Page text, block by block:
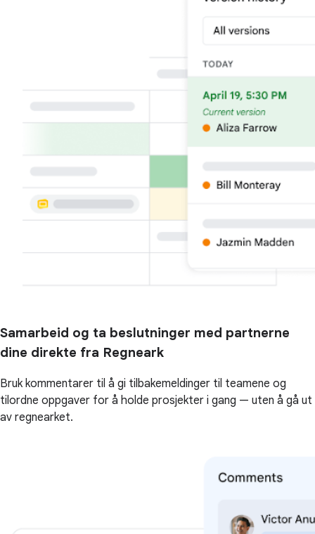
Samarbeid og ta beslutninger med partnerne
dine direkte fra Regneark
Bruk kommentarer til å gi tilbakemeldinger til teamene og
tilordne oppgaver for å holde prosjekter i gang — uten å gå ut
av regnearket.